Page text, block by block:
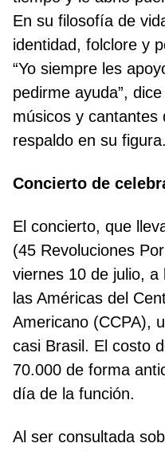
En su filosofía de
identidad, folclore y
“Yo siempre les
pedirme ayuda”,
músicos y cantantes
respaldo en su figura.
Concierto de
El concierto, que
(45 Revoluciones
viernes 10 de julio, a
las Américas del
Americano (CCPA),
casi Brasil. El costo
70.000 de forma
día de la función.
Al ser consultada